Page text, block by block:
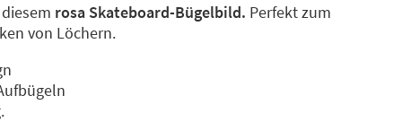
rosa Skateboard-Bügelbild. Perfekt zum
von Löchern.